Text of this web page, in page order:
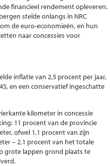
financieel rendement opleveren.
stelde onlangs in NRC
de euro-economieën, en hun
naar concessies voor
inflatie van 2,5 procent per jaar,
en een conservatief ingeschatte
kilometer in concessie
11 procent van de provincie
ofwel 1,1 procent van zijn
– 2,1 procent van het totale
grote lappen grond plaats te